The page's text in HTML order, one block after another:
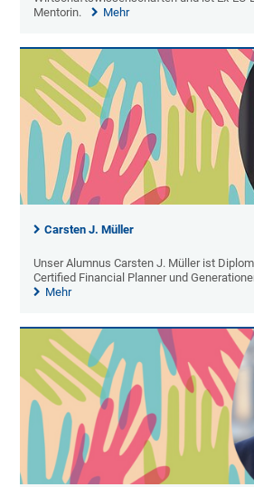
Mentorin.
Mehr
Carsten J. Müller
Unser Alumnus Carsten J. Müller ist
Certified Financial Planner und
Mehr